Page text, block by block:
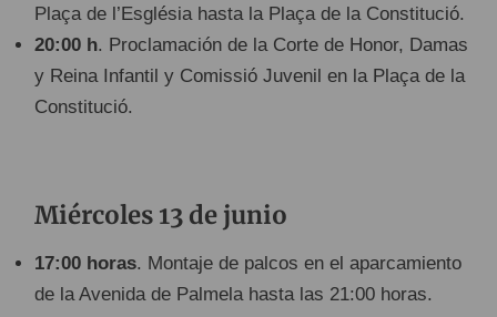
Plaça de l’Església hasta la Plaça de la Constitució.
20:00 h. Proclamación de la Corte de Honor, Damas
y Reina Infantil y Comissió Juvenil en la Plaça de la
Constitució.
Miércoles 13 de junio
17:00 horas. Montaje de palcos en el aparcamiento
de la Avenida de Palmela hasta las 21:00 horas.